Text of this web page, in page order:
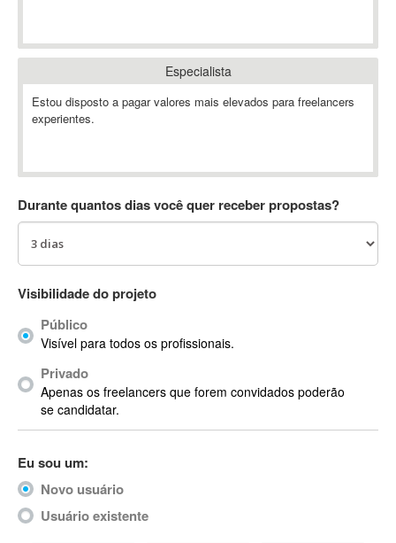
Ableton
Ableton Push
Abstract
AC3
ACID Pro
ACPI
Acrobat
Acrobat X
Acronis
ACT
Actimize
ActionScript
ActionScript 3
Especialista
Estou disposto a pagar valores mais elevados para freelancers
experientes.
Durante quantos dias você quer receber propostas?
Visibilidade do projeto
Público
Visível para todos os profissionais.
Privado
Apenas os freelancers que forem convidados poderão
se candidatar.
Eu sou um:
Novo usuário
Usuário existente